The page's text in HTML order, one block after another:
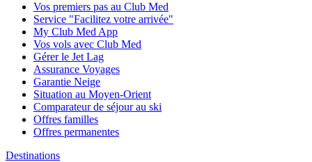
Vos premiers pas au Club Med
Service "Facilitez votre arrivée"
My Club Med App
Vos vols avec Club Med
Gérer le Jet Lag
Assurance Voyages
Garantie Neige
Situation au Moyen-Orient
Comparateur de séjour au ski
Offres familles
Offres permanentes
Destinations